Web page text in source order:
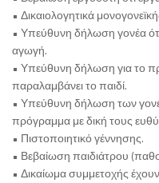
• Δικαιολογητικά
• Υπεύθυνη δήλωση γονέα
αγωγή.
• Υπεύθυνη δήλωση για το
παραλαμβάνει το παιδί.
• Υπεύθυνη δήλωση των
πρόγραμμα με δική τους
• Πιστοποιητικό γέννησης.
• Βεβαίωση παιδιάτρου
• Δικαίωμα συμμετοχής